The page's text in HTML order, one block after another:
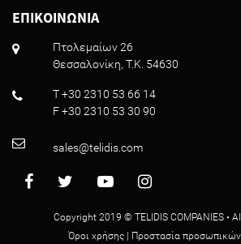
ΕΠΙΚΟΙΝΩΝΙΑ
Πτολεμαίων 26
Θεσσαλονίκη, T.K. 54630
T +30 2310 53 66 14
F +30 2310 53 30 90
sales@telidis.com
Copyright 2019 © TELIDIS COMPANIES •
Όροι χρήσης
Προστασία